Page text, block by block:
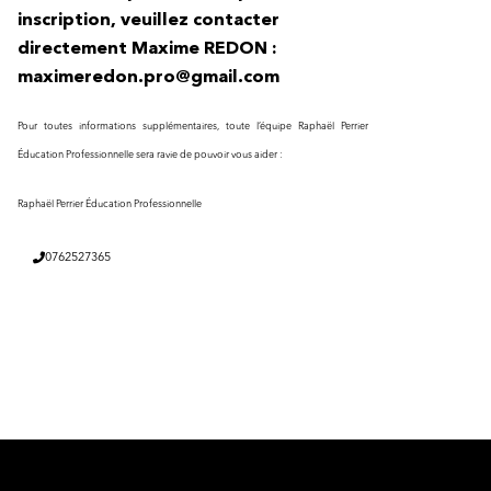
inscription, veuillez contacter
directement Maxime REDON :
maximeredon.pro@gmail.com
Pour toutes informations supplémentaires, toute l’équipe Raphaël Perrier
Éducation Professionnelle sera ravie de pouvoir vous aider :
Raphaël Perrier Éducation Professionnelle
0762527365